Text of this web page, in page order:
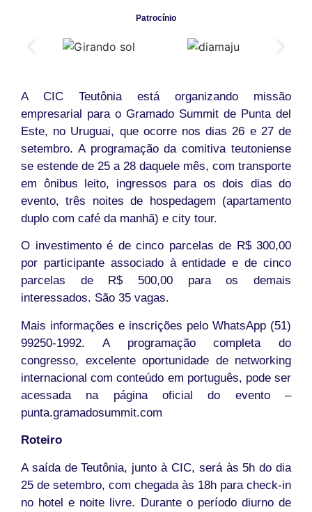
Patrocínio
A CIC Teutônia está organizando missão
empresarial para o Gramado Summit de Punta del
Este, no Uruguai, que ocorre nos dias 26 e 27 de
setembro. A programação da comitiva teutoniense
se estende de 25 a 28 daquele mês, com transporte
em ônibus leito, ingressos para os dois dias do
evento, três noites de hospedagem (apartamento
duplo com café da manhã) e city tour.
O investimento é de cinco parcelas de R$ 300,00
por participante associado à entidade e de cinco
parcelas de R$ 500,00 para os demais
interessados. São 35 vagas.
Mais informações e inscrições pelo WhatsApp (51)
99250-1992. A programação completa do
congresso, excelente oportunidade de networking
internacional com conteúdo em português, pode ser
acessada na página oficial do evento –
punta.gramadosummit.com
Roteiro
A saída de Teutônia, junto à CIC, será às 5h do dia
25 de setembro, com chegada às 18h para check-in
no hotel e noite livre. Durante o período diurno de